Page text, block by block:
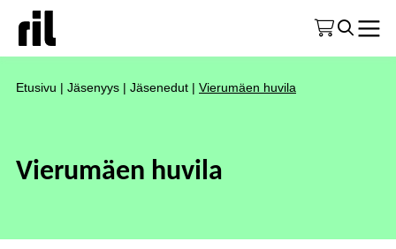
Etusivu | Jäsenyys | Jäsenedut | Vierumäen huvila
Vierumäen huvila